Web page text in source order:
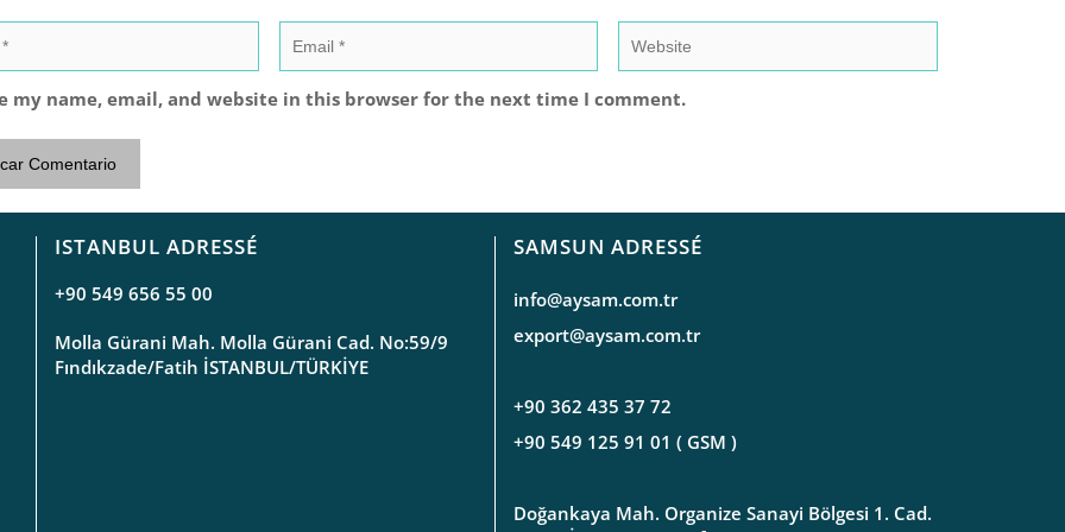
my name, email, and website in this browser for the next time I comment.
ISTANBUL ADRESSÉ
+90 549 656 55 00
Molla Gürani Mah. Molla Gürani Cad. No:59/9
Fındıkzade/Fatih İSTANBUL/TÜRKİYE
SAMSUN ADRESSÉ
info@aysam.com.tr
export@aysam.com.tr
+90 362 435 37 72
+90 549 125 91 01 ( GSM )
Doğankaya Mah. Organize Sanayi Bölgesi 1. Cad.